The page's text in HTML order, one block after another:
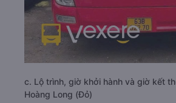
c. Lộ trình, giờ khởi hành và giờ kết
Hoàng Long (Đỏ)